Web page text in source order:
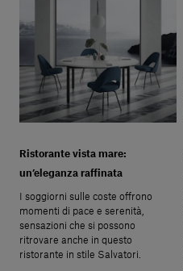
Ristorante vista mare:
un’eleganza raffinata
I soggiorni sulle coste offrono
momenti di pace e serenità,
sensazioni che si possono
ritrovare anche in questo
ristorante in stile Salvatori.